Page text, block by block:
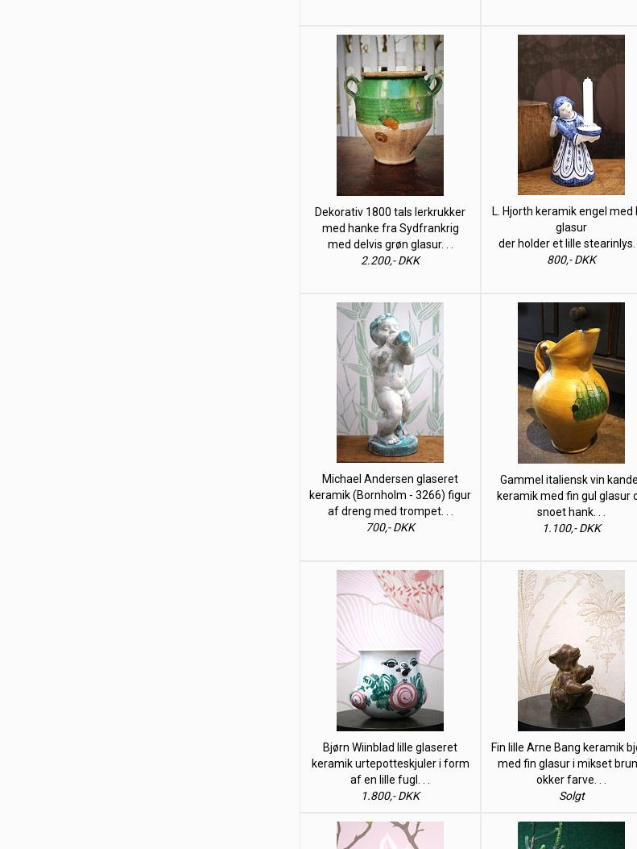
Dekorativ 1800 tals lerkrukker
med hanke fra Sydfrankrig
med delvis grøn glasur. . .
2.200,- DKK
L. Hjorth keramik engel med
glasur
der holder et lille stearinlys. .
800,- DKK
Michael Andersen glaseret
keramik (Bornholm - 3266) figur
af dreng med trompet. . .
700,- DKK
Gammel italiensk vin
keramik med fin gul glasur
snoet hank. . .
1.100,- DKK
Bjørn Wiinblad lille glaseret
keramik urtepotteskjuler i form
af en lille fugl. . .
1.800,- DKK
Fin lille Arne Bang keramik
med fin glasur i mikset
okker farve. . .
Solgt